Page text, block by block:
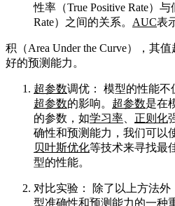
性率（True Positive Rate）
Rate）之间的关系。 AUC表
积（Area Under the Curve），其
好的预测能力。
超参数调优： 模型的性能不
超参数的影响。 超参数是在
的参数，如学习率 正则化
确性和预测能力，我们可以
贝叶斯优化等技术来寻找最
型的性能。
对比实验： 除了以上方法
型准确性和预测能力的一种